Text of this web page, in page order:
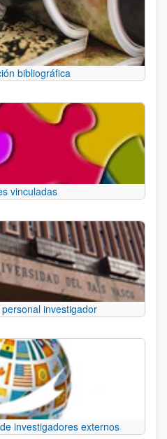
bibliográfica
vinculadas
investigador
investigadores externos